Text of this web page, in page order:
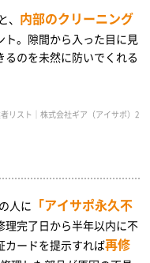
内部のクリーニング
ト。隙間から入った目に見
のを未然に防いでくれる
リスト｜株式会社ギア（アイサポ
人に 「アイサポ永久不
理完了日から半年以内に不
カードを提示すれば再修